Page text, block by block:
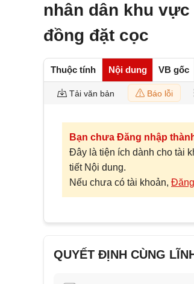
nhân dân khu
đồng đặt cọc
Thuộc tính Nội dung VB gốc
Tải văn bản Báo lỗi
Bạn chưa Đăng nhập
Đây là tiện ích dành cho tài
tiết Nội dung.
Nếu chưa có tài khoản,
QUYẾT ĐỊNH CÙNG